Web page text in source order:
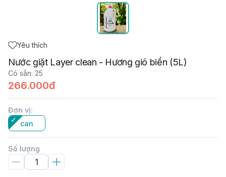
Yêu thích
Nước giặt Layer clean - Hương gió biển (5L)
Có sẵn: 25
266.000đ
Đơn vị:
can
Số lượng